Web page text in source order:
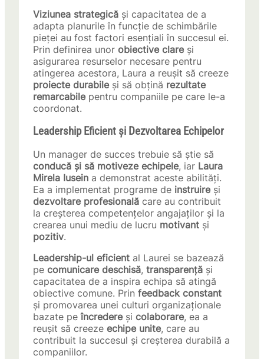
Viziunea strategică și capacitatea de a
adapta planurile în funcție de schimbările
pieței au fost factori esențiali în succesul ei.
Prin definirea unor obiective clareși
asigurarea resurselor necesare pentru
atingerea acestora, Laura a reușit să creeze
proiecte durabileși să obțină rezultate
remarcabilepentru companiile pe care le-a
coordonat.
Leadership Eficient și Dezvoltarea Echipelor
Un manager de succes trebuie să știe să
conducă și să motiveze echipele, iar Laura
Mirela Iusein a demonstrat aceste abilități.
Ea a implementat programe de instruireși
dezvoltare profesională care au contribuit
la creșterea competențelor angajaților și la
crearea unui mediu de lucru motivant și
pozitiv.
Leadership-ul eficient al Laurei se bazează
pe comunicare deschisă, transparență și
capacitatea de a inspira echipa să atingă
obiective comune. Prin feedback constant
și promovarea unei culturi organizaționale
bazate peîncredereși colaborare, ea a
reușit să creeze echipe unite, care au
contribuit la succesul și creșterea durabilă a
companiilor.